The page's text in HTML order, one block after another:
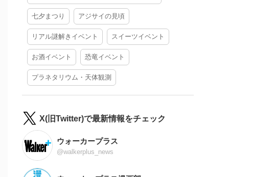
七夕まつり アジサイの見頃
リアル謎解きイベント スイーツイベント
お酒イベント 恐竜イベント
プラネタリウム・天体観測
X(旧Twitter)で最新情報をチェック
ウォーカープラス
@walkerplus_news